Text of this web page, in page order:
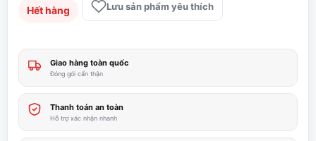
Hết hàng Lưu sản phẩm yêu thích
Giao hàng toàn quốc
Đóng gói cẩn thận
Thanh toán an toàn
Hỗ trợ xác nhận nhanh